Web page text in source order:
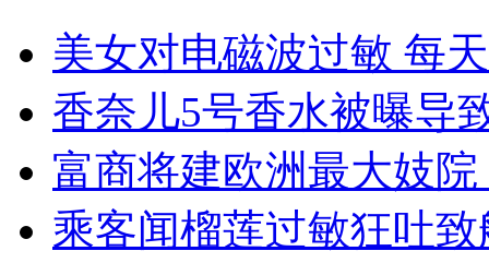
女孩北京地铁殴打老人 痛下狠手拳打脚踢
无痛分娩是否安全 医生回应
美女对电磁波过敏 每
香奈儿5号香水被曝导
富商将建欧洲最大妓
乘客闻榴莲过敏狂吐